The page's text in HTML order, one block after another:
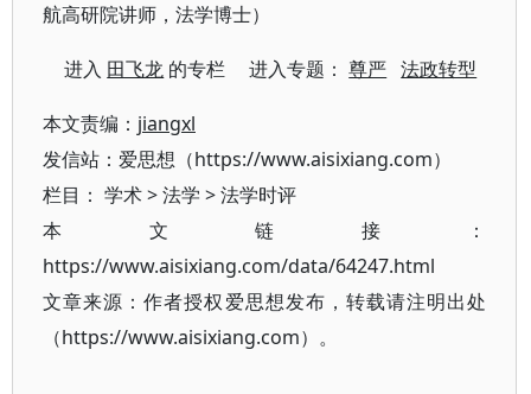
航高研院讲师，法学博士）
进入 田飞龙 的专栏 进入专题：尊严 法政转型
本文责编： jiangxl
发信站：爱思想（https://www.aisixiang.com）
栏目： 学术>法学 >法学时评
本文链接：
https://www.aisixiang.com/data/64247.html
文章来源：作者授权爱思想发布，转载请注明出处
（https://www.aisixiang.com）。